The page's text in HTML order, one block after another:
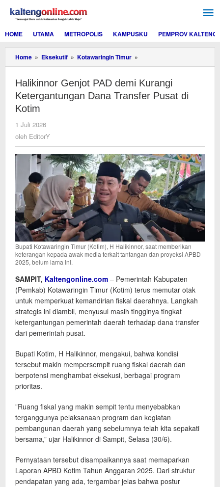
konten
HOME
UTAMA METROPOLIS KAMPUSKU PEMPROV KALTENG
Home » Eksekutif » Kotawaringin Timur »
Genjot
demi
Kurangi
Ketergantungan
Kotim
Halikinnor Genjot PAD demi Kurangi
Ketergantungan Dana Transfer Pusat di
Kotim
1 Juli 2026
oleh EditorY
Bupati Kotawaringin Timur (Kotim), H Halikinnor, saat memberikan
keterangan kepada awak media terkait tantangan dan proyeksi APBD
2025, belum lama ini.
SAMPIT, Kaltengonline.com – Pemerintah Kabupaten
(Pemkab) Kotawaringin Timur (Kotim) terus memutar otak
untuk memperkuat kemandirian fiskal daerahnya. Langkah
strategis ini diambil, menyusul masih tingginya tingkat
ketergantungan pemerintah daerah terhadap dana transfer
dari pemerintah pusat.
​Bupati Kotim, H Halikinnor, mengakui, bahwa kondisi
tersebut makin mempersempit ruang fiskal daerah dan
berpotensi menghambat eksekusi, berbagai program
prioritas.
​”Ruang fiskal yang makin sempit tentu menyebabkan
terganggunya pelaksanaan program dan kegiatan
pembangunan daerah yang sebelumnya telah kita sepakati
bersama,” ujar Halikinnor di Sampit, Selasa (30/6).
​Pernyataan tersebut disampaikannya saat memaparkan
Laporan APBD Kotim Tahun Anggaran 2025. Dari struktur
pendapatan yang ada, tergambar jelas bahwa postur